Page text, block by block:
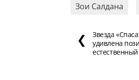
Зои Салдана
❮
Звезда
удивлена